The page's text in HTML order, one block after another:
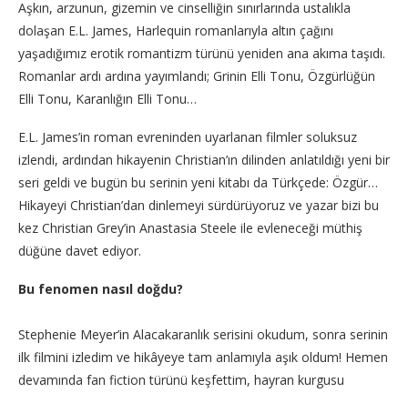
Aşkın, arzunun, gizemin ve cinselliğin sınırlarında ustalıkla
dolaşan E.L. James, Harlequin romanlarıyla altın çağını
yaşadığımız erotik romantizm türünü yeniden ana akıma taşıdı.
Romanlar ardı ardına yayımlandı; Grinin Elli Tonu, Özgürlüğün
Elli Tonu, Karanlığın Elli Tonu…
E.L. James’in roman evreninden uyarlanan filmler soluksuz
izlendi, ardından hikayenin Christian’ın dilinden anlatıldığı yeni bir
seri geldi ve bugün bu serinin yeni kitabı da Türkçede: Özgür…
Hikayeyi Christian’dan dinlemeyi sürdürüyoruz ve yazar bizi bu
kez Christian Grey’in Anastasia Steele ile evleneceği müthiş
düğüne davet ediyor.
Bu fenomen nasıl doğdu?
Stephenie Meyer’in Alacakaranlık serisini okudum, sonra serinin
ilk filmini izledim ve hikâyeye tam anlamıyla aşık oldum! Hemen
devamında fan fiction türünü keşfettim, hayran kurgusu